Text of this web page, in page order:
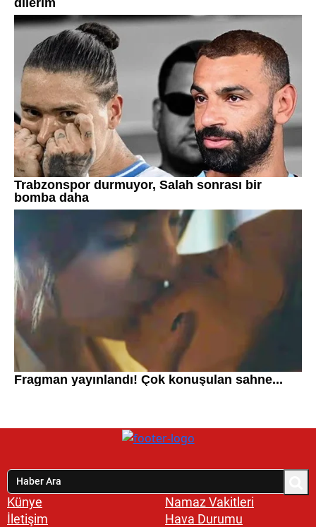
Künye
İletişim
Namaz Vakitleri
Hava Durumu